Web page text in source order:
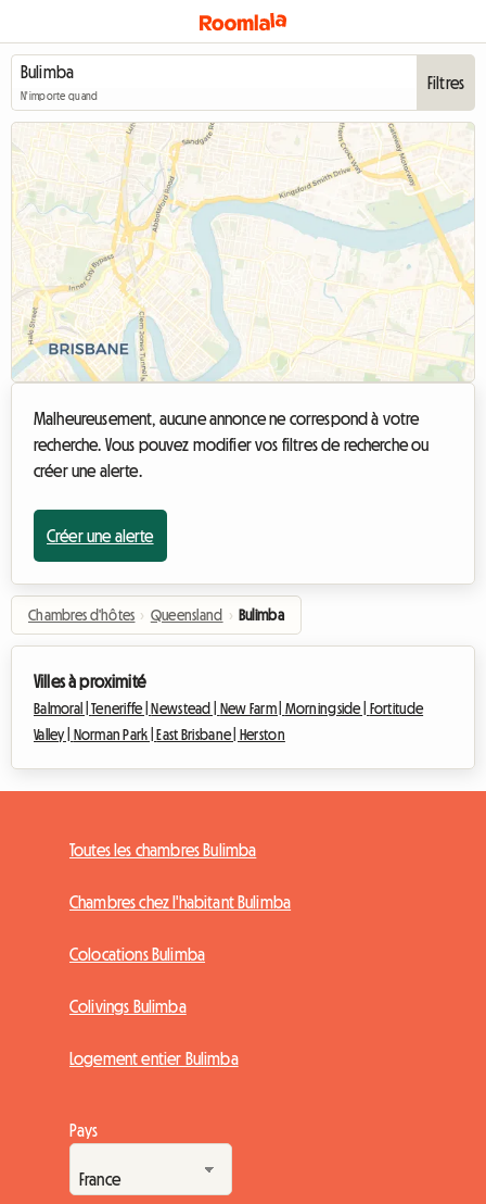
N'importe quand
Filtres
Malheureusement, aucune annonce ne correspond à votre
recherche. Vous pouvez modifier vos filtres de recherche ou
créer une alerte.
Créer une alerte
Chambres d'hôtes › Queensland › Bulimba
Villes à proximité
Balmoral |Teneriffe | Newstead | New Farm | Morningside |
Fortitude
Valley |
Norman Park | East Brisbane | Herston
Toutes les chambres Bulimba
Chambres chez l'habitant Bulimba
Colocations Bulimba
Colivings Bulimba
Logement entier Bulimba
Pays